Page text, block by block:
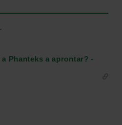
a Phanteks a aprontar? -